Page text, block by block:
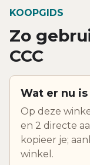
KOOPGIDS
Zo
CCC
Wat er nu is
Op deze
en 2 directe
kopieer je;
winkel.